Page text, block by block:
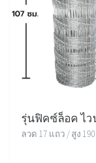
รุ่นฟิคซ์ล็อค ไว
ลวด 17 แถว / สูง